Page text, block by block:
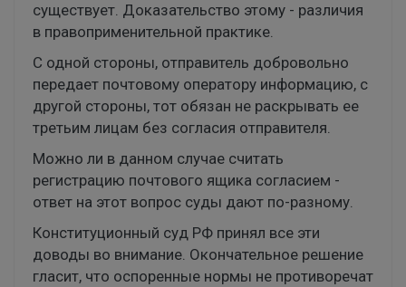
существует. Доказательство этому - различия
в правоприменительной практике.
С одной стороны, отправитель добровольно
передает почтовому оператору информацию, с
другой стороны, тот обязан не раскрывать ее
третьим лицам без согласия отправителя.
Можно ли в данном случае считать
регистрацию почтового ящика согласием -
ответ на этот вопрос суды дают по-разному.
Конституционный суд РФ принял все эти
доводы во внимание. Окончательное решение
гласит, что оспоренные нормы не противоречат